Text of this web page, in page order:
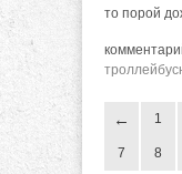
то порой
1
7 8